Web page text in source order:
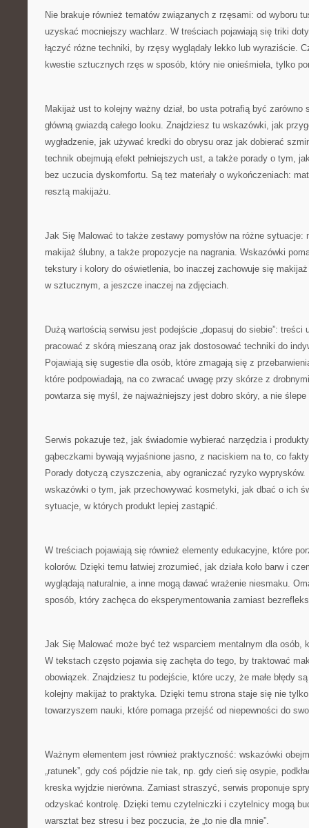
Nie brakuje również tematów związanych z rzęsami: od wyboru
uzyskać mocniejszy wachlarz. W treściach pojawiają się triki
łączyć różne techniki, by rzęsy wyglądały lekko lub wyraziście.
kwestie sztucznych rzęs w sposób, który nie onieśmiela, tylko
Makijaż ust to kolejny ważny dział, bo usta potrafią być zarówno
główną gwiazdą całego looku. Znajdziesz tu wskazówki, jak
wygładzenie, jak używać kredki do obrysu oraz jak dobierać
technik obejmują efekt pełniejszych ust, a także porady o tym,
bez uczucia dyskomfortu. Są też materiały o wykończeniach:
resztą makijażu.
Jak Się Malować to także zestawy pomysłów na różne sytuacje:
makijaż ślubny, a także propozycje na nagrania. Wskazówki
tekstury i kolory do oświetlenia, bo inaczej zachowuje się
w sztucznym, a jeszcze inaczej na zdjęciach.
Dużą wartością serwisu jest podejście „dopasuj do siebie”:
pracować z skórą mieszaną oraz jak dostosować techniki do
Pojawiają się sugestie dla osób, które zmagają się z
które podpowiadają, na co zwracać uwagę przy skórze z
powtarza się myśl, że najważniejszy jest dobro skóry, a nie ślepe
Serwis pokazuje też, jak świadomie wybierać narzędzia i
gąbeczkami bywają wyjaśnione jasno, z naciskiem na to, co
Porady dotyczą czyszczenia, aby ograniczać ryzyko
wskazówki o tym, jak przechowywać kosmetyki, jak dbać o ich
sytuacje, w których produkt lepiej zastąpić.
W treściach pojawiają się również elementy edukacyjne, które
kolorów. Dzięki temu łatwiej zrozumieć, jak działa koło barw i
wyglądają naturalnie, a inne mogą dawać wrażenie niesmaku.
sposób, który zachęca do eksperymentowania zamiast
Jak Się Malować może być też wsparciem mentalnym dla osób,
W tekstach często pojawia się zachęta do tego, by traktować
obowiązek. Znajdziesz tu podejście, które uczy, że małe błędy
kolejny makijaż to praktyka. Dzięki temu strona staje się nie
towarzyszem nauki, które pomaga przejść od niepewności do
Ważnym elementem jest również praktyczność: wskazówki
„ratunek”, gdy coś pójdzie nie tak, np. gdy cień się osypie,
kreska wyjdzie nierówna. Zamiast straszyć, serwis proponuje
odzyskać kontrolę. Dzięki temu czytelniczki i czytelnicy mogą
warsztat bez stresu i bez poczucia, że „to nie dla mnie”.